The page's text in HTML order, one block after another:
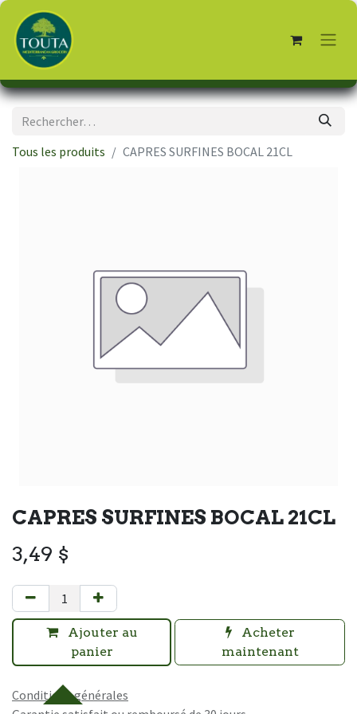
Tous les produits CAPRES SURFINES BOCAL 21CL
CAPRES SURFINES BOCAL 21CL
3,49 $
Ajouter au
panier
Acheter
maintenant
Conditions générales